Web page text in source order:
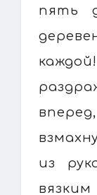
пять
из